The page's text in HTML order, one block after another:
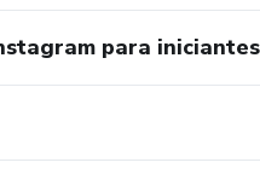
para